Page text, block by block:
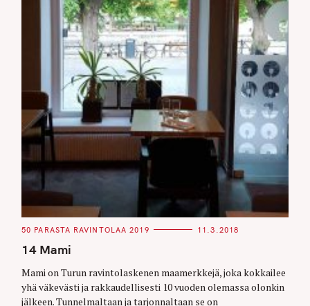
C
T
E
O
R
I
E
S
50 PARASTA RAVINTOLAA 2019 11.3.2018
14 Mami
Mami on Turun ravintolaskenen maamerkkejä, joka kokkailee
yhä väkevästi ja rakkaudellisesti 10 vuoden olemassa olonkin
jälkeen. Tunnelmaltaan ja tarjonnaltaan se on